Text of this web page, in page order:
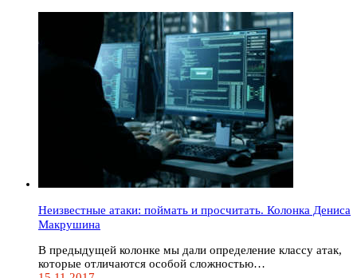
Неизвестные атаки: поймать и просчитать. Колонка Дениса
Макрушина
В предыдущей колонке мы дали определение классу атак,
которые отличаются особой сложностью…